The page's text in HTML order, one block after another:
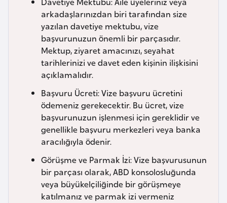
arkadaşlarınızdan biri tarafından size
yazılan davetiye mektubu, vize
başvurunuzun önemli bir parçasıdır.
Mektup, ziyaret amacınızı, seyahat
tarihlerinizi ve davet eden kişinin ilişkisini
açıklamalıdır.
Başvuru Ücreti: Vize başvuru ücretini
ödemeniz gerekecektir. Bu ücret, vize
başvurunuzun işlenmesi için gereklidir ve
genellikle başvuru merkezleri veya banka
aracılığıyla ödenir.
Görüşme ve Parmak İzi: Vize başvurusunun
bir parçası olarak, ABD konsolosluğunda
veya büyükelçiliğinde bir görüşmeye
katılmanız ve parmak izi vermeniz